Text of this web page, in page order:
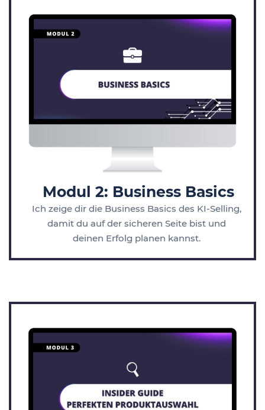
Modul 2: Business Basics
Ich zeige dir die Business Basics des KI-Selling,
damit du auf der sicheren Seite bist und
deinen Erfolg planen kannst.